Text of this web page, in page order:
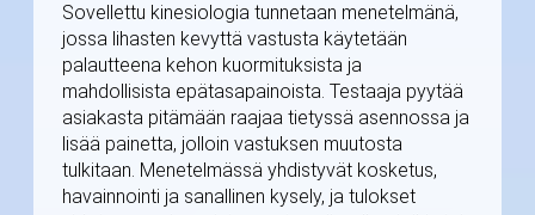
Sovellettu kinesiologia tunnetaan menetelmänä,
jossa lihasten kevyttä vastusta käytetään
palautteena kehon kuormituksista ja
mahdollisista epätasapainoista. Testaaja pyytää
asiakasta pitämään raajaa tietyssä asennossa ja
lisää painetta, jolloin vastuksen muutosta
tulkitaan. Menetelmässä yhdistyvät kosketus,
havainnointi ja sanallinen kysely, ja tulokset